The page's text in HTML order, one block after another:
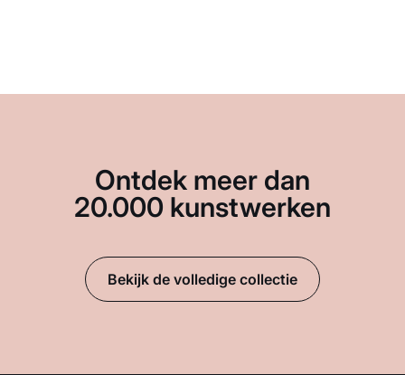
Ontdek meer dan
20.000 kunstwerken
Bekijk de volledige collectie